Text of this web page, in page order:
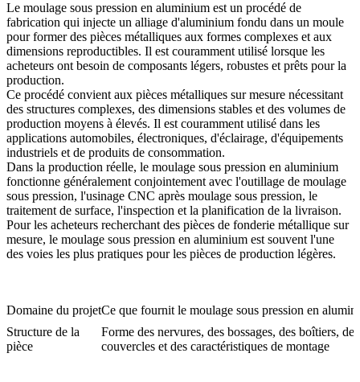
Le moulage sous pression en aluminium est un procédé de
fabrication qui injecte un alliage d'aluminium fondu dans un moule
pour former des pièces métalliques aux formes complexes et aux
dimensions reproductibles. Il est couramment utilisé lorsque les
acheteurs ont besoin de composants légers, robustes et prêts pour la
production.
Ce procédé convient aux pièces métalliques sur mesure nécessitant
des structures complexes, des dimensions stables et des volumes de
production moyens à élevés. Il est couramment utilisé dans les
applications automobiles, électroniques, d'éclairage, d'équipements
industriels et de produits de consommation.
Dans la production réelle, le moulage sous pression en aluminium
fonctionne généralement conjointement avec l'outillage de moulage
sous pression, l'usinage CNC après moulage sous pression, le
traitement de surface, l'inspection et la planification de la livraison.
Pour les acheteurs recherchant des pièces de fonderie métallique sur
mesure, le moulage sous pression en aluminium est souvent l'une
des voies les plus pratiques pour les pièces de production légères.
Domaine du projetCe que fournit le moulage sous pression en
Structure de la
pièce
Forme des nervures, des bossages, des boîtiers, des
couvercles et des caractéristiques de montage